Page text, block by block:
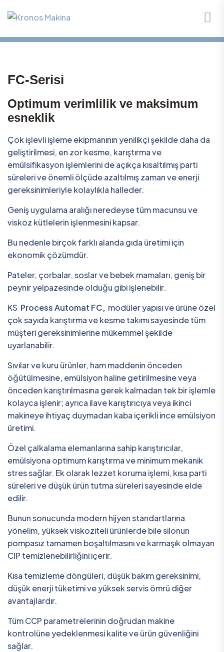
FC-Serisi
Optimum verimlilik ve maksimum
esneklik
Çok işlevli işleme ekipmanının yenilikçi şekilde daha da
geliştirilmesi, en zor kesme, karıştırma ve
emülsifikasyon işlemlerini de açıkça kısaltılmış parti
süreleri ve önemli ölçüde azaltılmış zaman ve enerji
gereksinimleriyle kolaylıkla halleder.
Geniş uygulama aralığı neredeyse tüm macunsu ve
viskoz kütlelerin işlenmesini kapsar.
Bu nedenle birçok farklı alanda gıda üretimi için
ekonomik çözümdür.
Pateler, çorbalar, soslar ve bebek mamaları, geniş bir
peynir yelpazesinde olduğu gibi işlenebilir.
KS Process Automat FC, modüler yapısı ve ürüne özel
çok sayıda karıştırma ve kesme takımı sayesinde tüm
müşteri gereksinimlerine mükemmel şekilde
uyarlanabilir.
Sıvılar ve kuru ürünler, ham maddenin önceden
öğütülmesine, emülsiyon haline getirilmesine veya
önceden karıştırılmasına gerek kalmadan tek bir işlemle
kolayca işlenir; ayrıca ilave karıştırıcıya veya ikinci
makineye ihtiyaç duymadan kaba içerikli ince emülsiyon
üretimi.
Özel çalkalama elemanlarına sahip karıştırıcılar,
emülsiyona optimum karıştırma ve minimum mekanik
stres sağlar. Ek olarak lezzet koruma işlemi, kısa parti
süreleri ve düşük ürün tutma süreleri sayesinde elde
edilir.
Bunun sonucunda modern hijyen standartlarına
yönelim, yüksek viskoziteli ürünlerde bile silonun
pompasız tamamen boşaltılmasını ve karmaşık olmayan
CIP temizlenebilirliğini içerir.
Kısa temizleme döngüleri, düşük bakım gereksinimi,
düşük enerji tüketimi ve yüksek servis ömrü diğer
avantajlardır.
Tüm CCP parametrelerinin doğrudan makine
kontrolüne yedeklenmesi kalite ve ürün güvenliğini
sağlar.